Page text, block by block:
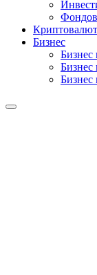
Бизнес
Бизнес
Бизнес
Бизнес